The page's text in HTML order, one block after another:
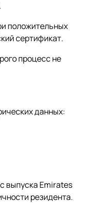
положительных
сертификат.
процесс не
данных:
выпуска Emirates
резидента.